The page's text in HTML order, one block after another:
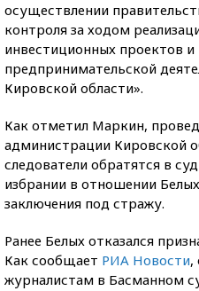
осуществлении
контроля за ходом
инвестиционных проектов и
предпринимательской
Кировской области».
Как отметил Маркин,
администрации Кировской
следователи обратятся в
избрании в отношении
заключения под стражу.
Ранее Белых отказался
Как сообщает РИА Новости,
журналистам в Басманном